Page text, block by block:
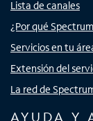
Lista de canales
¿Por qué
Servicios en tu
Extensión del
La red de
AYUDA Y